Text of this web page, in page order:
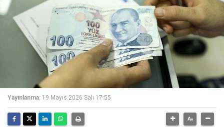
Yayınlanma: 19 Mayıs 2026 Salı 17:55